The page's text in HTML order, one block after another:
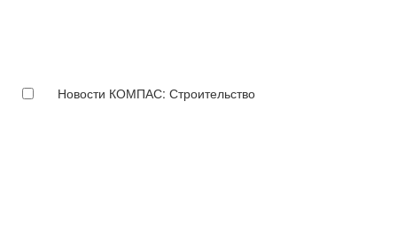
Новости КОМПАС: Строительство